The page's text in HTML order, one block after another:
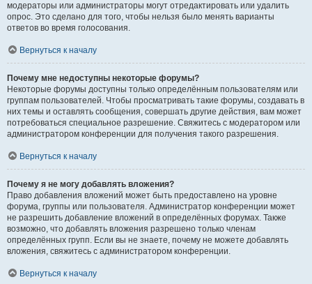
модераторы или администраторы могут отредактировать или удалить
опрос. Это сделано для того, чтобы нельзя было менять варианты
ответов во время голосования.
Вернуться к началу
Почему мне недоступны некоторые форумы?
Некоторые форумы доступны только определённым пользователям или
группам пользователей. Чтобы просматривать такие форумы, создавать в
них темы и оставлять сообщения, совершать другие действия, вам может
потребоваться специальное разрешение. Свяжитесь с модератором или
администратором конференции для получения такого разрешения.
Вернуться к началу
Почему я не могу добавлять вложения?
Право добавления вложений может быть предоставлено на уровне
форума, группы или пользователя. Администратор конференции может
не разрешить добавление вложений в определённых форумах. Также
возможно, что добавлять вложения разрешено только членам
определённых групп. Если вы не знаете, почему не можете добавлять
вложения, свяжитесь с администратором конференции.
Вернуться к началу